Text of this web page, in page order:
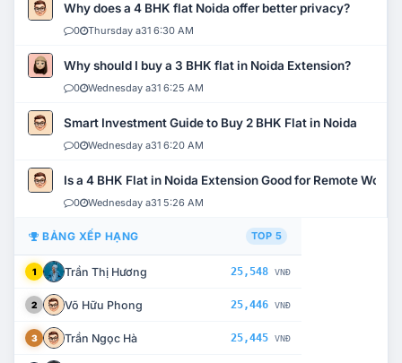
Why does a 4 BHK flat Noida offer better privacy?
0 Thursday a31 6:30 AM
Why should I buy a 3 BHK flat in Noida Extension?
0 Wednesday a31 6:25 AM
Smart Investment Guide to Buy 2 BHK Flat in Noida
0 Wednesday a31 6:20 AM
Is a 4 BHK Flat in Noida Extension Good for Remote Work?
0 Wednesday a31 5:26 AM
BẢNG XẾP HẠNG TOP 5
1 Trần Thị Hương 25,548 VNĐ
2 Võ Hữu Phong 25,446 VNĐ
3 Trần Ngọc Hà 25,445 VNĐ